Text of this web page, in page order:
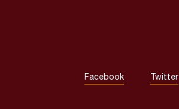
Facebook Twitter